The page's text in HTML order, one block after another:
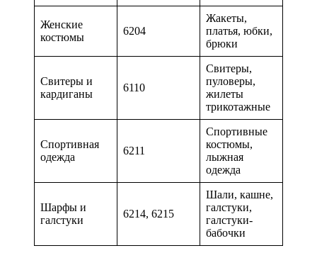
Женские
костюмы
6204
Жакеты,
платья, юбки,
брюки
Свитеры и
кардиганы
6110
Свитеры,
пуловеры,
жилеты
трикотажные
Спортивная
одежда
6211
Спортивные
костюмы,
лыжная
одежда
Шарфы и
галстуки
6214, 6215
Шали, кашне,
галстуки,
галстуки-
бабочки